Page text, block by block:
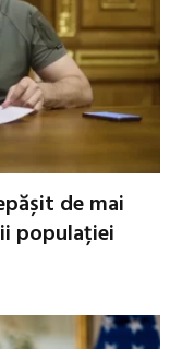
de mai
populației